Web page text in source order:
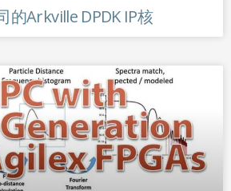
的Arkville DPDK IP核